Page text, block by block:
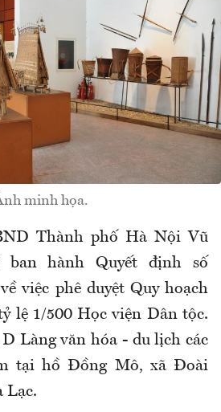
minh họa.
Thành phố Hà Nội Vũ
hành Quyết định số
việc phê duyệt Quy hoạch
lệ 1/500 Học viện Dân tộc.
Làng văn hóa - du lịch các
tại hồ Đồng Mô, xã Đoài
Lạc.